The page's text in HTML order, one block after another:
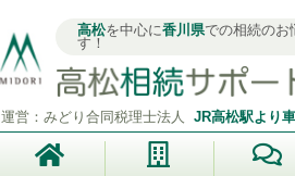
高松を中心に香川県での相続のお
す！
運営：みどり合同税理士法人 JR高松駅より